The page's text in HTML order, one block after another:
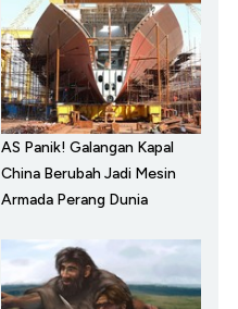
AS Panik! Galangan Kapal
China Berubah Jadi Mesin
Armada Perang Dunia